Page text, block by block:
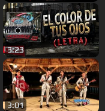
3:23
3:01